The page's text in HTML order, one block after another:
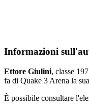
Informazioni
Ettore Giulini, classe
fa di Quake 3 Arena la
È possibile consultare